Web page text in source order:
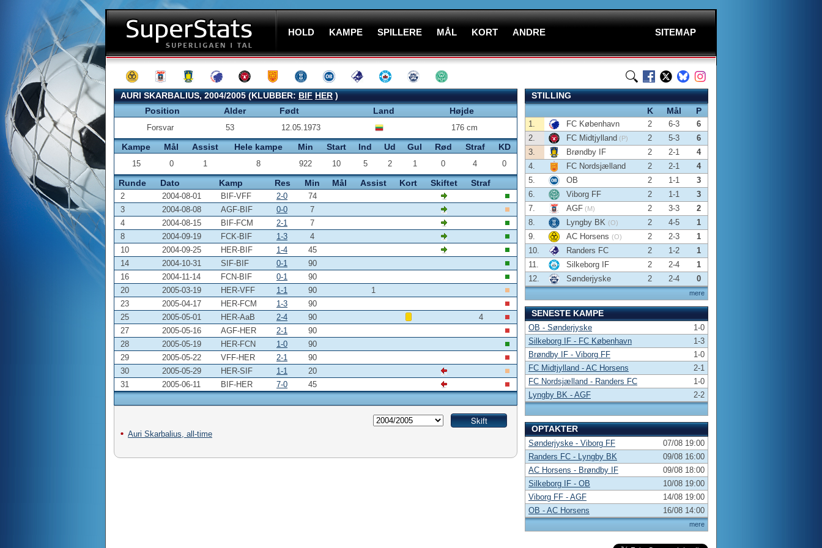
HOLD KAMPE SPILLERE MÅL KORT ANDRE SITEMAP
AURI SKARBALIUS, 2004/2005 (KLUBBER:BIF HER)
Position
Alder Født Land Højde
Forsvar 53 12.05.1973 176 cm
Kampe Mål Assist Hele kampe Min Start Ind Ud Gul Rød Straf KD
15 0 1 8 922 10 5 2 1 0 4 0
Runde Dato Kamp Res Min Mål Assist Kort Skiftet Straf
2 2004-08-01 BIF-VFF 2-0
74
3
2004-08-08 AGF-BIF 0-0
7
4
2004-08-15 BIF-FCM 2-1
7
8
2004-09-19 FCK-BIF 1-3
4
10
2004-09-25 HER-BIF 1-4
45
14
2004-10-31 SIF-BIF 0-1
90
16
2004-11-14 FCN-BIF 0-1
90
20
2005-03-19 HER-VFF 1-1 90
1
23
2005-04-17 HER-FCM 1-3
90
25
2005-05-01 HER-AaB 2-4 90
4
27
2005-05-16 AGF-HER 2-1
90
28
2005-05-19 HER-FCN 1-0
90
29
2005-05-22 VFF-HER 2-1
90
30
2005-05-29 HER-SIF 1-1
20
31
2005-06-11 BIF-HER 7-0 45
Auri Skarbalius, all-time
STILLING
K
Mål P
mere
1. FC København 2 6-3
6
2.
FC Midtjylland (P) 2 5-3
6
3.
Brøndby IF 2 2-1
4
4.
FC Nordsjælland 2 2-1
4
5.
OB 2 1-1
3
6.
Viborg FF 2 1-1
3
7.
AGF (M) 2 3-3
2
8.
Lyngby BK (O) 2 4-5
1
9.
AC Horsens (O) 2 2-3
1
10.
Randers FC 2 1-2
1
11.
Silkeborg IF 2 2-4
1
12.
Sønderjyske 2 2-4 0
SENESTE KAMPE
OB - Sønderjyske
1-0
Silkeborg IF - FC København
1-3
Brøndby IF - Viborg FF
1-0
FC Midtjylland - AC Horsens
2-1
FC Nordsjælland - Randers FC
1-0
Lyngby BK - AGF
2-2
OPTAKTER
mere
Sønderjyske - Viborg FF
07/08 19:00
Randers FC - Lyngby BK
09/08 16:00
AC Horsens - Brøndby IF
09/08 18:00
Silkeborg IF - OB
10/08 19:00
Viborg FF - AGF
14/08 19:00
OB - AC Horsens
16/08 14:00